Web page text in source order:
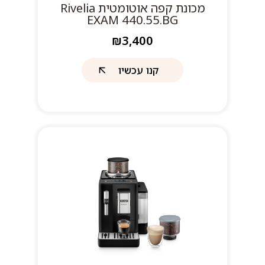
מכונת קפה אוטומטית Rivelia
EXAM 440.55.BG
₪3,400
קנו עכשיו